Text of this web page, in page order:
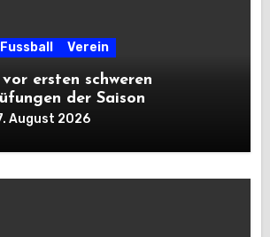
Fussball Verein
vor ersten schweren
der Saison
August 2026